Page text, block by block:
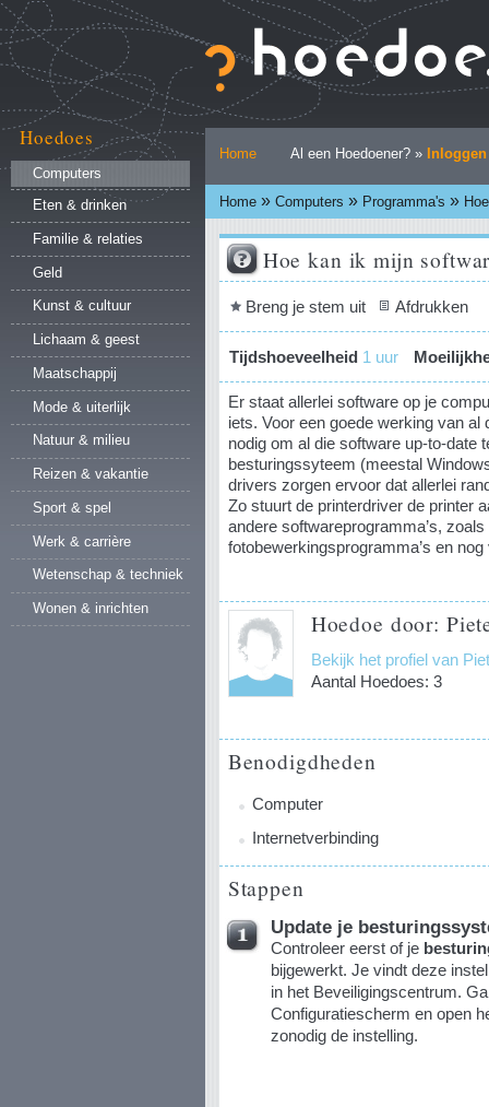
naar
inhoud.
Ga
naar
navigatie
Persoonlijke
hulpmiddelen
Home Al een Hoedoener? » Inloggen
Home » Computers » Programma's »
Hoedoes
Computers
Eten & drinken
Familie & relaties
Geld
Kunst & cultuur
Lichaam & geest
Maatschappij
Mode & uiterlijk
Natuur & milieu
Reizen & vakantie
Sport & spel
Werk & carrière
Wetenschap & techniek
Wonen & inrichten
Hoe kan ik mijn
Document
Breng je stem uit Afdrukken
Tijdshoeveelheid 1 uur
Er staat allerlei software op je
iets. Voor een goede werking van al
nodig om al die software up-to-date
besturingssyteem (meestal
drivers zorgen ervoor dat allerlei
Zo stuurt de printerdriver de printer
andere softwareprogramma’s,
fotobewerkingsprogramma’s en nog
Hoedoe door:
Bekijk het profiel van
Aantal Hoedoes: 3
Benodigdheden
Computer
Internetverbinding
Stappen
Update je
Controleer eerst of je
bijgewerkt. Je vindt deze
in het Beveiligingscentrum.
Configuratiescherm en open
zonodig de instelling.